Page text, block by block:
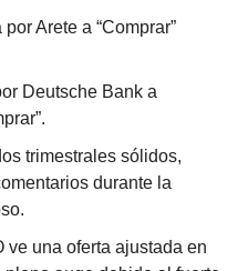
Arete a “Comprar”
Deutsche Bank a
trimestrales sólidos,
durante la
ve una oferta ajustada en